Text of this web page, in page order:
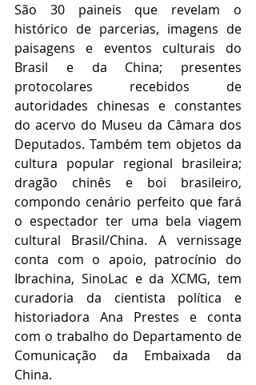
São 30 paineis que revelam o
histórico de parcerias, imagens de
paisagens e eventos culturais do
Brasil e da China; presentes
protocolares recebidos de
autoridades chinesas e constantes
do acervo do Museu da Câmara dos
Deputados. Também tem objetos da
cultura popular regional brasileira;
dragão chinês e boi brasileiro,
compondo cenário perfeito que fará
o espectador ter uma bela viagem
cultural Brasil/China. A vernissage
conta com o apoio, patrocínio do
Ibrachina, SinoLac e da XCMG, tem
curadoria da cientista política e
historiadora Ana Prestes e conta
com o trabalho do Departamento de
Comunicação da Embaixada da
China.